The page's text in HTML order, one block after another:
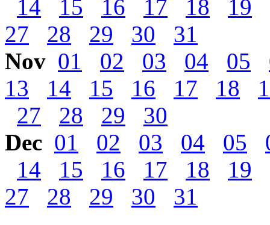
14
15 16 17 18
19
27
28 29 30
31
Nov 01 02 03 04 05
13
14 15 16 17 18
27
28 29
30
Dec 01 02 03 04 05
14
15 16 17 18
19
27
28 29 30
31